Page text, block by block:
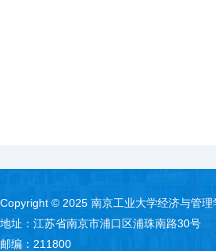
Copyright © 2025 南京工业大学经济与管理
地址：江苏省南京市浦口区浦珠南路30号
邮编：211800